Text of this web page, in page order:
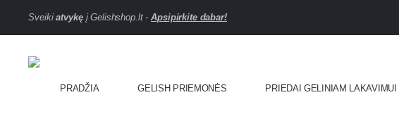
Sveikiatvykęį Gelishshop.lt -Apsipirkite dabar!
PRADŽIA GELISH PRIEMONĖS PRIEDAI GELINIAM LAKAVIMUI